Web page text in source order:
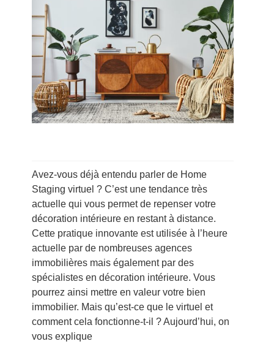
Avez-vous déjà entendu parler de Home
Staging virtuel ? C’est une tendance très
actuelle qui vous permet de repenser votre
décoration intérieure en restant à distance.
Cette pratique innovante est utilisée à l’heure
actuelle par de nombreuses agences
immobilières mais également par des
spécialistes en décoration intérieure. Vous
pourrez ainsi mettre en valeur votre bien
immobilier. Mais qu’est-ce que le virtuel et
comment cela fonctionne-t-il ? Aujourd’hui, on
vous explique